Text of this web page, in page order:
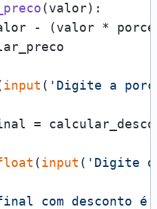
(valor):
- (valor *
input ( 'Digite a
=
(input ( 'Digite
com desconto